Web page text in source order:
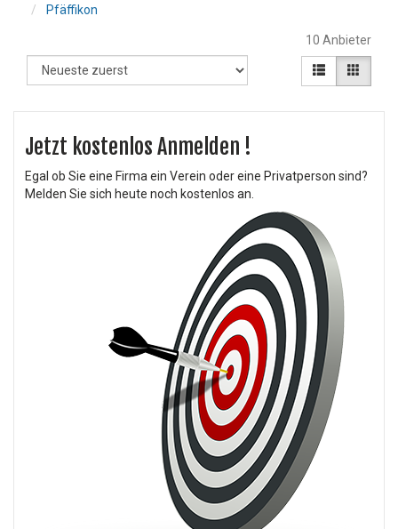
Pfäffikon
10 Anbieter
Jetzt kostenlos Anmelden !
Egal ob Sie eine Firma ein Verein oder eine Privatperson sind?
Melden Sie sich heute noch kostenlos an.